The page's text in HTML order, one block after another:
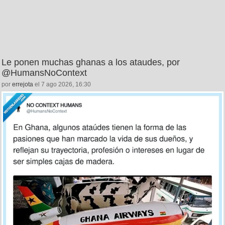
Le ponen muchas ghanas a los ataudes, por
@HumansNoContext
por errejota el 7 ago 2026, 16:30